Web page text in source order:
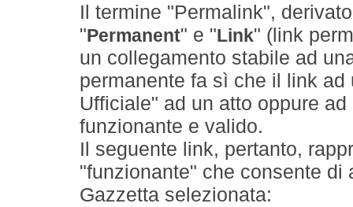
Il termine "Permalink",
" Permanent" e " Link" (link
un collegamento stabile ad
permanente fa sì che il link
Ufficiale" ad un atto oppure
funzionante e valido.
Il seguente link, pertanto,
"funzionante" che consente
Gazzetta selezionata: